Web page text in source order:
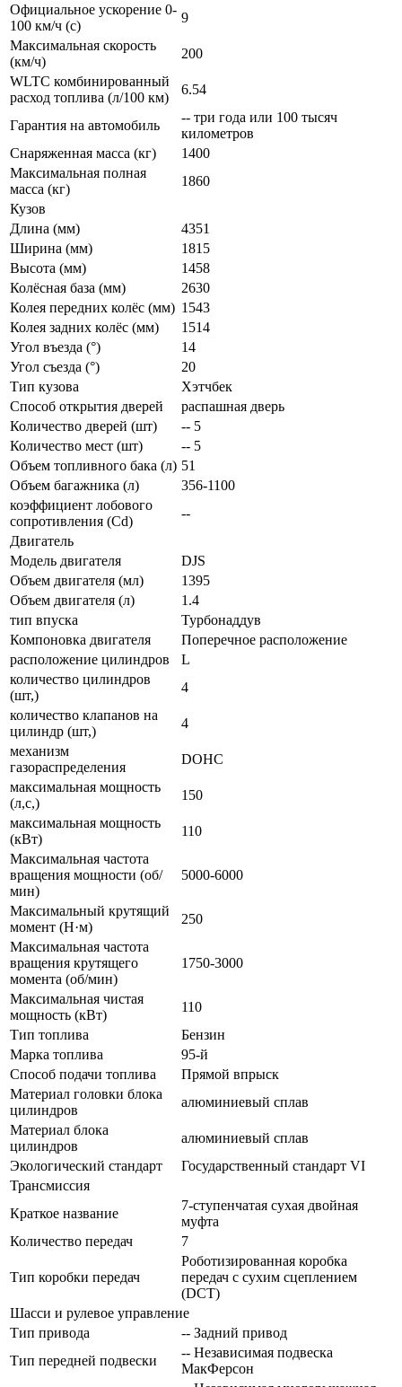
Официальное ускорение 0-
100 км/ч (с)
9
Максимальная скорость
(км/ч)
200
WLTC комбинированный
расход топлива (л/100 км)
6.54
Гарантия на автомобиль
-- три года или 100 тысяч
километров
Снаряженная масса (кг)
1400
Максимальная полная
масса (кг)
1860
Кузов
Длина (мм)
4351
Ширина (мм)
1815
Высота (мм)
1458
Колёсная база (мм)
2630
Колея передних колёс (мм) 1543
Колея задних колёс (мм)
1514
Угол въезда (°)
14
Угол съезда (°)
20
Тип кузова
Хэтчбек
Способ открытия дверей
распашная дверь
Количество дверей (шт)
-- 5
Количество мест (шт)
-- 5
Объем топливного бака (л) 51
Объем багажника (л)
356-1100
коэффициент лобового
сопротивления (Cd)
--
Двигатель
Модель двигателя
DJS
Объем двигателя (мл)
1395
Объем двигателя (л)
1.4
тип впуска
Турбонаддув
Компоновка двигателя
Поперечное расположение
расположение цилиндров
L
количество цилиндров
(шт,)
4
количество клапанов на
цилиндр (шт,)
4
механизм
газораспределения
DOHC
максимальная мощность
(л,с,)
150
максимальная мощность
(кВт)
110
Максимальная частота
вращения мощности (об/
мин)
5000-6000
Максимальный крутящий
момент (Н·м)
250
Максимальная частота
вращения крутящего
момента (об/мин)
1750-3000
Максимальная чистая
мощность (кВт)
110
Тип топлива
Бензин
Марка топлива
95-й
Способ подачи топлива
Прямой впрыск
Материал головки блока
цилиндров
алюминиевый сплав
Материал блока
цилиндров
алюминиевый сплав
Экологический стандарт
Государственный стандарт VI
Трансмиссия
Краткое название
7-ступенчатая сухая двойная
муфта
Количество передач
7
Тип коробки передач
Роботизированная коробка
передач с сухим сцеплением
(DCT)
Шасси и рулевое управление
Тип привода
-- Задний привод
Тип передней подвески
-- Независимая подвеска
МакФерсон